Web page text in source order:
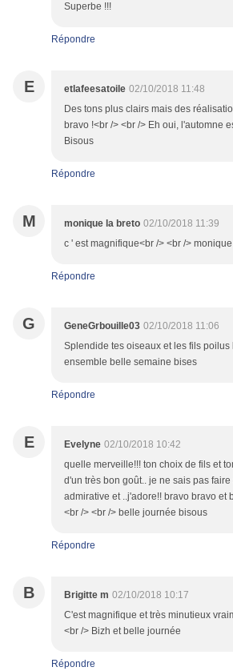
Superbe !!!
Répondre
E etlafeesatoile 02/10/2018 11:48
Des tons plus clairs mais des
bravo !<br /> <br /> Eh oui, l'automne
Bisous
Répondre
M monique la breto 02/10/2018 11:39
c ' est magnifique<br /> <br />
Répondre
G GeneGrbouille03 02/10/2018 11:06
Splendide tes oiseaux et les fils poilus
ensemble belle semaine bises
Répondre
E Evelyne 02/10/2018 10:42
quelle merveille!!! ton choix de fils et
d'un très bon goût.. je ne sais pas
admirative et ..j'adore!! bravo bravo et
<br /> <br /> belle journée bisous
Répondre
B Brigitte m 02/10/2018 10:17
C'est magnifique et très minutieux
<br /> Bizh et belle journée
Répondre